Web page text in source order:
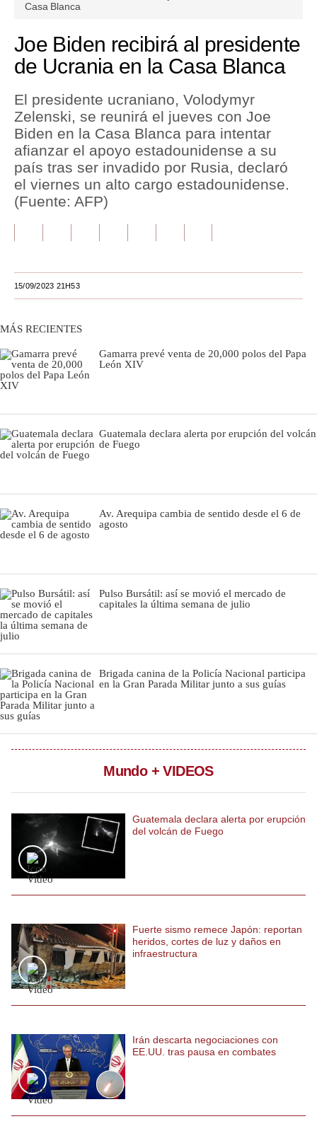
Finanzas Personales
Plus G
Opinión
Editorial
Pregunta de hoy
Lujo
Estilos
México
Tecnología
Mix
G de Gestión
Podcast
Gestión TV
Videos
gestion.pe
¿quiénes
Somos?
Términos
Y
Política
De
Privacidad
Politica
De
Cookies
minute,
52
seconds
Casa Blanca
Joe Biden recibirá al presidente
de Ucrania en la Casa Blanca
El presidente ucraniano, Volodymyr
Zelenski, se reunirá el jueves con Joe
Biden en la Casa Blanca para intentar
afianzar el apoyo estadounidense a su
país tras ser invadido por Rusia, declaró
el viernes un alto cargo estadounidense.
(Fuente: AFP)
15/09/2023 21H53
MÁS RECIENTES
Gamarra prevé venta de 20,000 polos del Papa
León XIV
Guatemala declara alerta por erupción del volcán
de Fuego
Av. Arequipa cambia de sentido desde el 6 de
agosto
Pulso Bursátil: así se movió el mercado de
capitales la última semana de julio
Brigada canina de la Policía Nacional participa
en la Gran Parada Militar junto a sus guías
Mundo + VIDEOS
Guatemala declara alerta por erupción
del volcán de Fuego
Fuerte sismo remece Japón: reportan
heridos, cortes de luz y daños en
infraestructura
Irán descarta negociaciones con
EE.UU. tras pausa en combates